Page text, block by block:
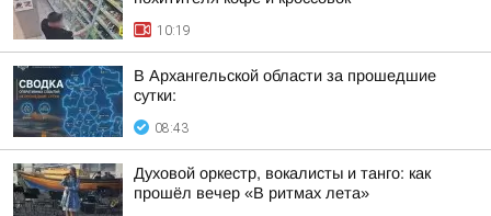
10:19
В Архангельской области за прошедшие
сутки:
08:43
Духовой оркестр, вокалисты и танго: как
прошёл вечер «В ритмах лета»